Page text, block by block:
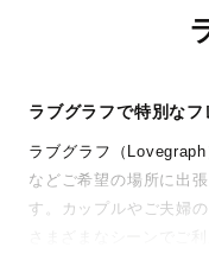
ラブグラフで特別な
ラブグラフ（
などご希望の場所に出
す。カップルやご夫婦